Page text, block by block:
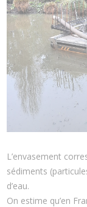
L’envasement
sédiments
d’eau.
On estime qu’en